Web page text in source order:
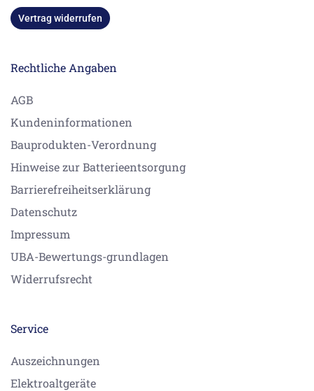
Vertrag widerrufen
Rechtliche Angaben
AGB
Kundeninformationen
Bauprodukten-Verordnung
Hinweise zur Batterieentsorgung
Barrierefreiheitserklärung
Datenschutz
Impressum
UBA-Bewertungs-grundlagen
Widerrufsrecht
Service
Auszeichnungen
Elektroaltgeräte